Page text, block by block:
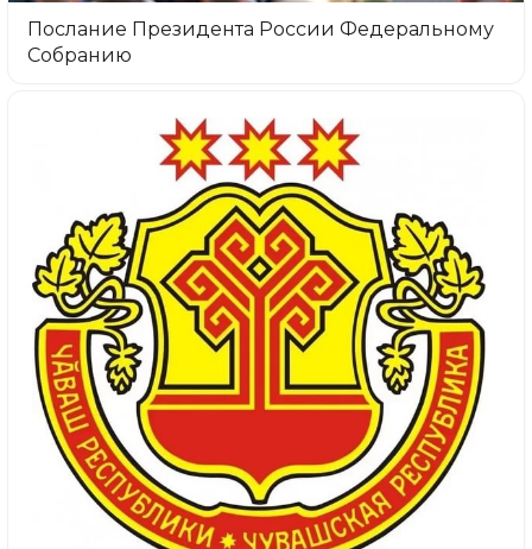
Послание Президента России Федеральному
Собранию